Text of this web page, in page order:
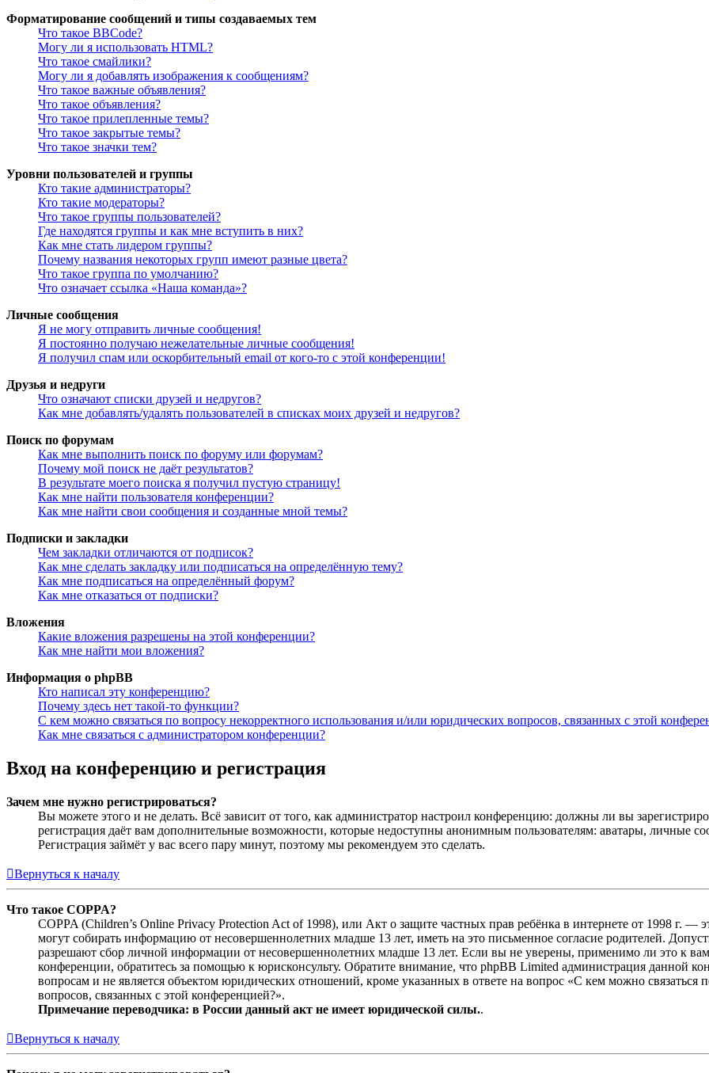
Форматирование сообщений и типы создаваемых тем
Что такое BBCode?
Могу ли я использовать HTML?
Что такое смайлики?
Могу ли я добавлять изображения к сообщениям?
Что такое важные объявления?
Что такое объявления?
Что такое прилепленные темы?
Что такое закрытые темы?
Что такое значки тем?
Уровни пользователей и группы
Кто такие администраторы?
Кто такие модераторы?
Что такое группы пользователей?
Где находятся группы и как мне вступить в них?
Как мне стать лидером группы?
Почему названия некоторых групп имеют разные цвета?
Что такое группа по умолчанию?
Что означает ссылка «Наша команда»?
Личные сообщения
Я не могу отправить личные сообщения!
Я постоянно получаю нежелательные личные сообщения!
Я получил спам или оскорбительный email от кого-то с этой конференции!
Друзья и недруги
Что означают списки друзей и недругов?
Как мне добавлять/удалять пользователей в списках моих друзей и недругов?
Поиск по форумам
Как мне выполнить поиск по форуму или форумам?
Почему мой поиск не даёт результатов?
В результате моего поиска я получил пустую страницу!
Как мне найти пользователя конференции?
Как мне найти свои сообщения и созданные мной темы?
Подписки и закладки
Чем закладки отличаются от подписок?
Как мне сделать закладку или подписаться на определённую тему?
Как мне подписаться на определённый форум?
Как мне отказаться от подписки?
Вложения
Какие вложения разрешены на этой конференции?
Как мне найти мои вложения?
Информация о phpBB
Кто написал эту конференцию?
Почему здесь нет такой-то функции?
С кем можно связаться по вопросу некорректного использования и/или юридических вопросов, связанных с этой
Как мне связаться с администратором конференции?
Вход на конференцию и регистрация
Зачем мне нужно регистрироваться?
Вы можете этого и не делать. Всё зависит от того, как администратор настроил конференцию: должны ли вы
регистрация даёт вам дополнительные возможности, которые недоступны анонимным пользователям: аватары, личные
Регистрация займёт у вас всего пару минут, поэтому мы рекомендуем это сделать.
Вернуться к началу
Что такое COPPA?
COPPA (Children’s Online Privacy Protection Act of 1998), или Акт о защите частных прав ребёнка в интернете от 1998 г.
могут собирать информацию от несовершеннолетних младше 13 лет, иметь на это письменное согласие родителей.
разрешают сбор личной информации от несовершеннолетних младше 13 лет. Если вы не уверены, применимо ли это к
конференции, обратитесь за помощью к юрисконсульту. Обратите внимание, что phpBB Limited администрация данной
вопросам и не является объектом юридических отношений, кроме указанных в ответе на вопрос «С кем можно связаться
вопросов, связанных с этой конференцией?».
Примечание переводчика: в России данный акт не имеет юридической силы..
Вернуться к началу